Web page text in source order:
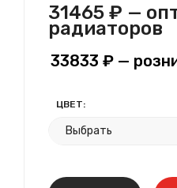
31465 ₽ —
радиаторов
33833 ₽ —
ЦВЕТ: